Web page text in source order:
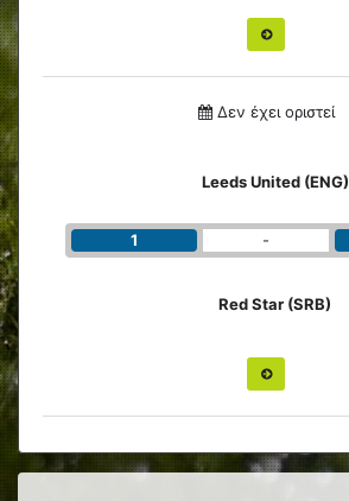
Δεν έχει οριστεί
Leeds United (ENG)
1 -
Red Star (SRB)